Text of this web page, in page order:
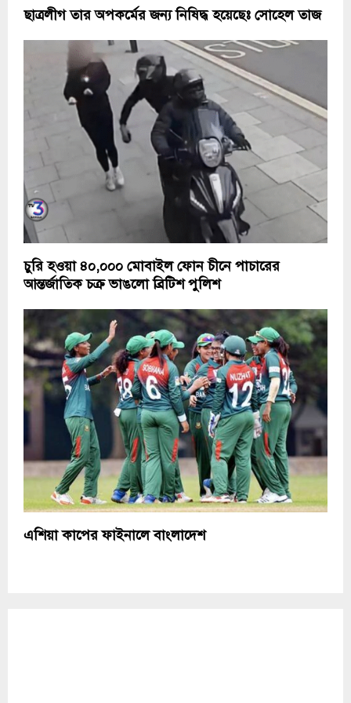
ছাত্রলীগ তার অপকর্মের জন্য নিষিদ্ধ হয়েছেঃ সোহেল তাজ
চুরি হওয়া ৪০,০০০ মোবাইল ফোন চীনে পাচারের
আন্তর্জাতিক চক্র ভাঙলো ব্রিটিশ পুলিশ
এশিয়া কাপের ফাইনালে বাংলাদেশ